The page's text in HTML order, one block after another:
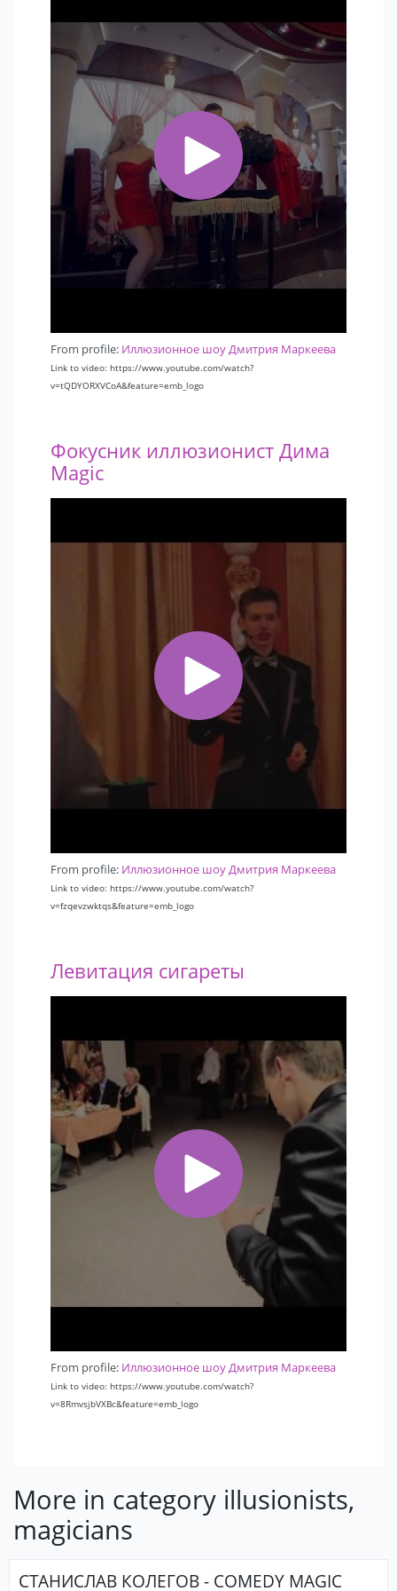
From profile: Иллюзионное шоу Дмитрия Маркеева
Link to video: https://www.youtube.com/watch?
v=tQDYORXVCoA&feature=emb_logo
Фокусник иллюзионист Дима
Magic
From profile: Иллюзионное шоу Дмитрия Маркеева
Link to video: https://www.youtube.com/watch?
v=fzqevzwktqs&feature=emb_logo
Левитация сигареты
From profile: Иллюзионное шоу Дмитрия Маркеева
Link to video: https://www.youtube.com/watch?
v=8RmvsjbVXBc&feature=emb_logo
More in category illusionists,
magicians
СТАНИСЛАВ КОЛЕГОВ - COMEDY MAGIC